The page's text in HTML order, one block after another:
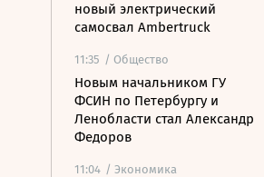
новый электрический
самосвал Ambertruck
11:35 / Общество
Новым начальником ГУ
ФСИН по Петербургу и
Ленобласти стал Александр
Федоров
11:04 / Экономика